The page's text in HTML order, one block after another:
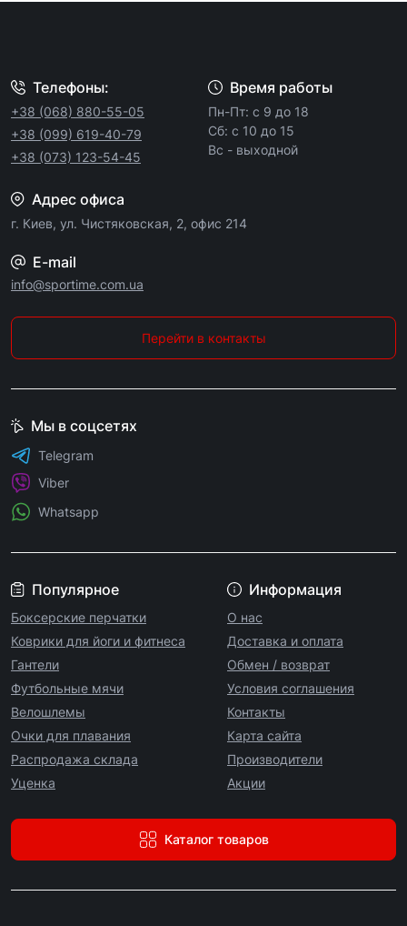
Телефоны:
+38 (068) 880-55-05
+38 (099) 619-40-79
+38 (073) 123-54-45
Время работы
Пн-Пт: с 9 до 18
Сб: с 10 до 15
Вс - выходной
Адрес офиса
г. Киев, ул. Чистяковская, 2, офис 214
E-mail
info@sportime.com.ua
Перейти в контакты
Популярное
Боксерские перчатки
Коврики для йоги и фитнеса
Гантели
Футбольные мячи
Велошлемы
Очки для плавания
Распродажа склада
Уценка
Информация
О нас
Доставка и оплата
Обмен / возврат
Условия соглашения
Контакты
Карта сайта
Производители
Акции
Каталог товаров
Мы в соцсетях
Telegram
Viber
Whatsapp